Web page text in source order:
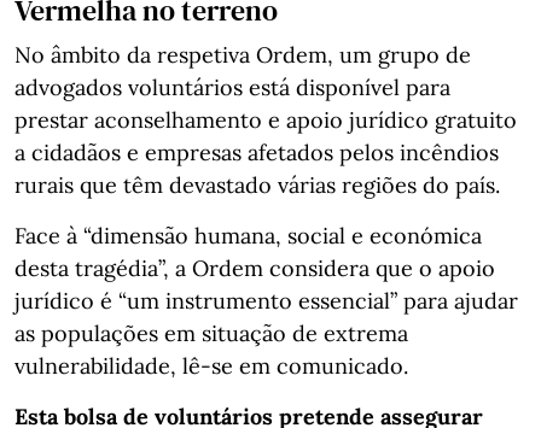
Vermelha no terreno
No âmbito da respetiva Ordem, um grupo de
advogados voluntários está disponível para
prestar aconselhamento e apoio jurídico gratuito
a cidadãos e empresas afetados pelos incêndios
rurais que têm devastado várias regiões do país.
Face à “dimensão humana, social e económica
desta tragédia”, a Ordem considera que o apoio
jurídico é “um instrumento essencial” para ajudar
as populações em situação de extrema
vulnerabilidade, lê-se em comunicado.
Esta bolsa de voluntários pretende assegurar